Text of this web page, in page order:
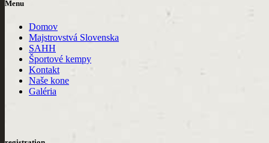
Menu
Domov
Majstrovstvá Slovenska
SAHH
Športové kempy
Kontakt
Naše kone
Galéria